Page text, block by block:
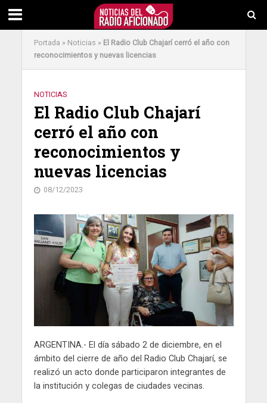
Portada » Noticias » El Radio Club Chajarí cerró el año con
reconocimientos y nuevas licencias
NOTICIAS
El Radio Club Chajarí
cerró el año con
reconocimientos y
nuevas licencias
08/12/2023
ARGENTINA.- El día sábado 2 de diciembre, en el
ámbito del cierre de año del Radio Club Chajarí, se
realizó un acto donde participaron integrantes de
la institución y colegas de ciudades vecinas.